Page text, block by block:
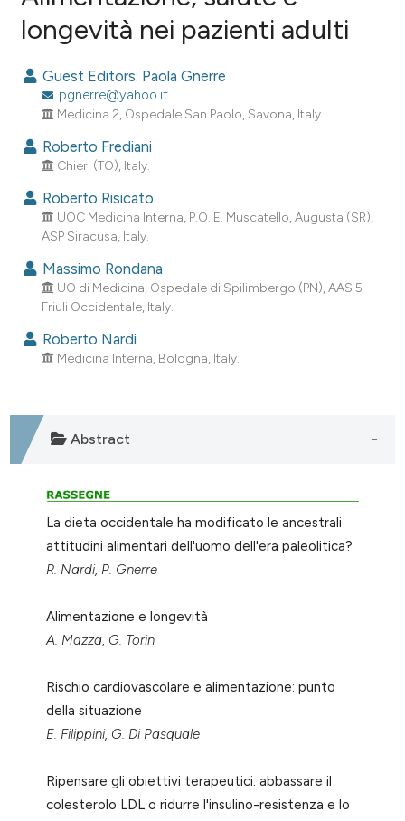
Citing Publications
Supporting
Mentioning
Contrasting
how this article has been
at
shows how a scientific paper
of the citation, a
cited claim, and a label
in which section the
was made.
longevità nei pazienti adulti
Guest Editors: Paola Gnerre
pgnerre@yahoo.it
Medicina 2, Ospedale San Paolo, Savona, Italy.
Roberto Frediani
Chieri (TO), Italy.
Roberto Risicato
UOC Medicina Interna, P.O. E. Muscatello, Augusta (SR),
ASP Siracusa, Italy.
Massimo Rondana
UO di Medicina, Ospedale di Spilimbergo (PN), AAS 5
Friuli Occidentale, Italy.
Roberto Nardi
Medicina Interna, Bologna, Italy.
Abstract
La dieta occidentale ha modificato le ancestrali
attitudini alimentari dell'uomo dell'era paleolitica?
R. Nardi, P. Gnerre
Alimentazione e longevità
A. Mazza, G. Torin
Rischio cardiovascolare e alimentazione: punto
della situazione
E. Filippini, G. Di Pasquale
Ripensare gli obiettivi terapeutici: abbassare il
colesterolo LDL o ridurre l'insulino-resistenza e lo